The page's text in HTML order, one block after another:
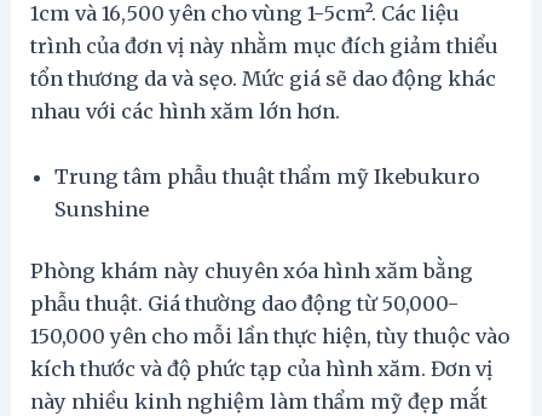
1cm và 16,500 yên cho vùng 1-5cm². Các liệu
trình của đơn vị này nhằm mục đích giảm thiểu
tổn thương da và sẹo. Mức giá sẽ dao động khác
nhau với các hình xăm lớn hơn.
Trung tâm phẫu thuật thẩm mỹ Ikebukuro
Sunshine
Phòng khám này chuyên xóa hình xăm bằng
phẫu thuật. Giá thường dao động từ 50,000-
150,000 yên cho mỗi lần thực hiện, tùy thuộc vào
kích thước và độ phức tạp của hình xăm. Đơn vị
này nhiều kinh nghiệm làm thẩm mỹ đẹp mắt